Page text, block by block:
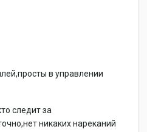
в управлении
следит за
никаких нареканий